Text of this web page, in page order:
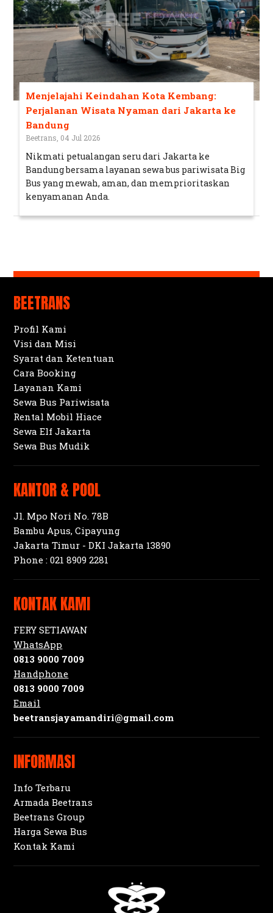
Menjelajahi Keindahan Kota Kembang:
Perjalanan Wisata Nyaman dari Jakarta ke
Bandung
Beetrans, 04 Jul 2026
Nikmati petualangan seru dari Jakarta ke
Bandung bersama layanan sewa bus pariwisata Big
Bus yang mewah, aman, dan memprioritaskan
kenyamanan Anda.
BEETRANS
Profil Kami
Visi dan Misi
Syarat dan Ketentuan
Cara Booking
Layanan Kami
Sewa Bus Pariwisata
Rental Mobil Hiace
Sewa Elf Jakarta
Sewa Bus Mudik
KANTOR & POOL
Jl. Mpo Nori No. 78B
Bambu Apus, Cipayung
Jakarta Timur - DKI Jakarta 13890
Phone :021 8909 2281
KONTAK KAMI
FERY SETIAWAN
WhatsApp
0813 9000 7009
Handphone
0813 9000 7009
Email
beetransjayamandiri@gmail.com
INFORMASI
Info Terbaru
Armada Beetrans
Beetrans Group
Harga Sewa Bus
Kontak Kami